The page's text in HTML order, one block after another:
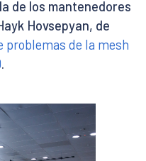
de los mantenedores
Hovsepyan, de
problemas de la mesh
.